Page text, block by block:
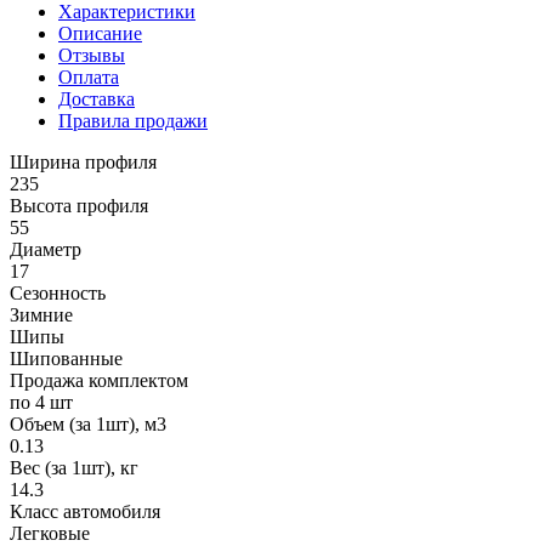
Характеристики
Описание
Отзывы
Оплата
Доставка
Правила продажи
Ширина профиля
235
Высота профиля
55
Диаметр
17
Сезонность
Зимние
Шипы
Шипованные
Продажа комплектом
по 4 шт
Объем (за 1шт), м3
0.13
Вес (за 1шт), кг
14.3
Класс автомобиля
Легковые